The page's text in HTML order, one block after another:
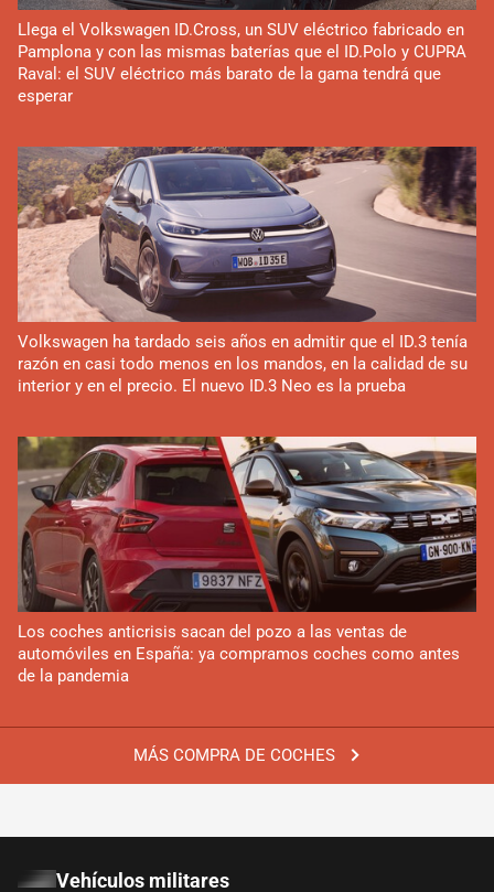
MÁS COMPRA DE COCHES
Llega el Volkswagen ID.Cross, un SUV eléctrico fabricado en
Pamplona y con las mismas baterías que el ID.Polo y CUPRA
Raval: el SUV eléctrico más barato de la gama tendrá que
esperar
Volkswagen ha tardado seis años en admitir que el ID.3 tenía
razón en casi todo menos en los mandos, en la calidad de su
interior y en el precio. El nuevo ID.3 Neo es la prueba
Los coches anticrisis sacan del pozo a las ventas de
automóviles en España: ya compramos coches como antes
de la pandemia
Vehículos militares